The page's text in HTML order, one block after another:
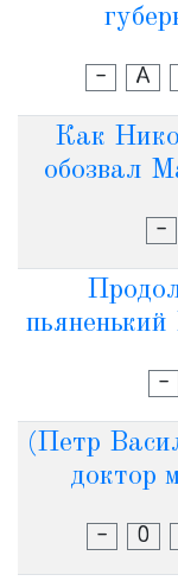
- А
Как
обозвал
-
-
(Петр
доктор
- О